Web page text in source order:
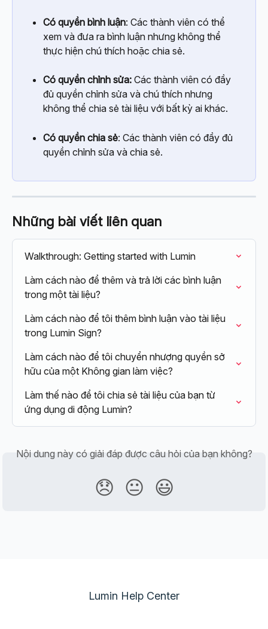
Có quyền bình luận: Các thành viên có thể
xem và đưa ra bình luận nhưng không thể
thực hiện chú thích hoặc chia sẻ.
Có quyền chỉnh sửa: Các thành viên có đầy
đủ quyền chỉnh sửa và chú thích nhưng
không thể chia sẻ tài liệu với bất kỳ ai khác.
Có quyền chia sẻ: Các thành viên có đầy đủ
quyền chỉnh sửa và chia sẻ.
Những bài viết liên quan
Walkthrough: Getting started with Lumin
Làm cách nào để thêm và trả lời các bình luận
trong một tài liệu?
Làm cách nào để tôi thêm bình luận vào tài liệu
trong Lumin Sign?
Làm cách nào để tôi chuyển nhượng quyền sở
hữu của một Không gian làm việc?
Làm thế nào để tôi chia sẻ tài liệu của bạn từ
ứng dụng di động Lumin?
Nội dung này có giải đáp được câu hỏi của bạn không?
😞 😐 😃
Lumin Help Center